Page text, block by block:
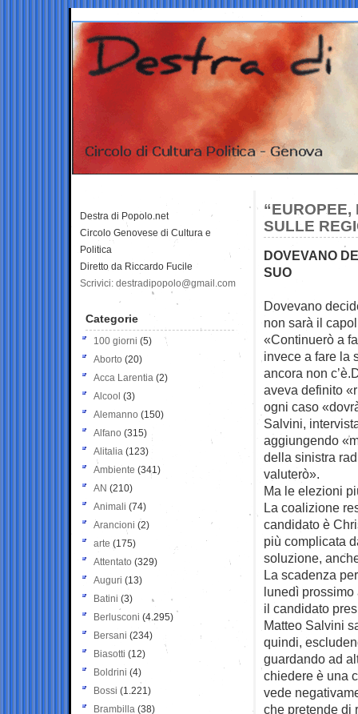
“EUROPEE,
SULLE
DOVEVANO
SUO
Dovevano
non sarà il
«Continuerò a
invece a fare la
ancora non
aveva definito
ogni caso
Salvini,
aggiungendo
della sinistra
valuterò».
Ma le elezioni
La coalizione
candidato è
più complicata
soluzione,
La scadenza
lunedì prossimo
il candidato
Matteo Salvini
quindi,
guardando ad
chiedere è una
vede
che pretende di
Destra di Popolo.net
Circolo Genovese di Cultura e
Politica
Diretto da Riccardo Fucile
Scrivici: destradipopolo@gmail.com
Categorie
100 giorni (5)
Aborto (20)
Acca Larentia (2)
Alcool (3)
Alemanno (150)
Alfano (315)
Alitalia (123)
Ambiente (341)
AN (210)
Animali (74)
Arancioni (2)
arte (175)
Attentato (329)
Auguri (13)
Batini (3)
Berlusconi (4.295)
Bersani (234)
Biasotti (12)
Boldrini (4)
Bossi (1.221)
Brambilla (38)